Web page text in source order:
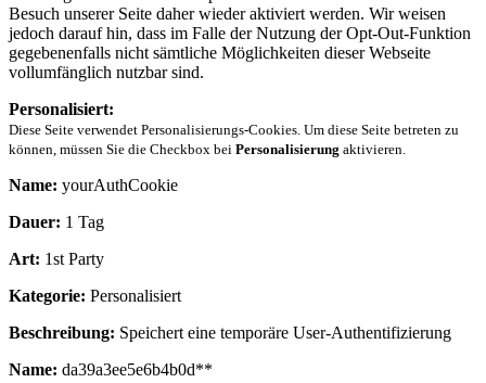
Besuch unserer Seite daher wieder aktiviert werden. Wir weisen
jedoch darauf hin, dass im Falle der Nutzung der Opt-Out-Funktion
gegebenenfalls nicht sämtliche Möglichkeiten dieser Webseite
vollumfänglich nutzbar sind.
Personalisiert:
Diese Seite verwendet Personalisierungs-Cookies. Um diese Seite betreten zu
können, müssen Sie die Checkbox bei Personalisierung aktivieren.
Name: yourAuthCookie
Dauer: 1 Tag
Art: 1st Party
Kategorie: Personalisiert
Beschreibung: Speichert eine temporäre User-Authentifizierung
Name: da39a3ee5e6b4b0d**